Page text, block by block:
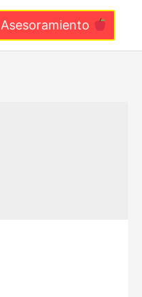
Asesoramiento